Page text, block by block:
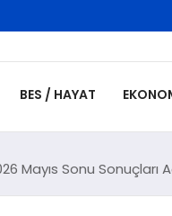
BES / HAYAT
Mayıs Sonu Sonuçları